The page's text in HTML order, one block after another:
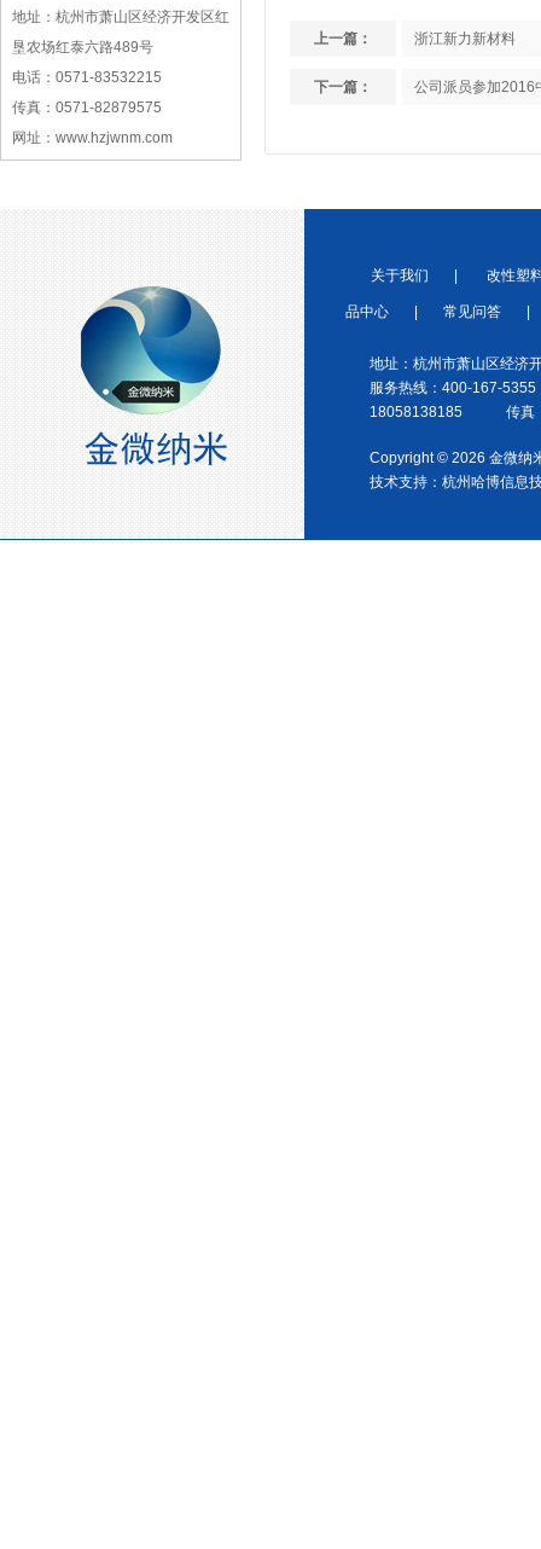
浙江省塑料协会会员
地址：杭州市萧山区经济开发区红
垦农场红泰六路489号
电话：0571-83532215
传真：0571-82879575
网址：www.hzjwnm.com
上一篇： 浙江新力新材料
下一篇： 公司派员参加2016
关于我们 改性塑
品中心 常见问答
地址：杭州市萧山区经济
服务热线：400-167-5355
18058138185 传真：
Copyright © 2026 金微纳
技术支持： 杭州哈博信息